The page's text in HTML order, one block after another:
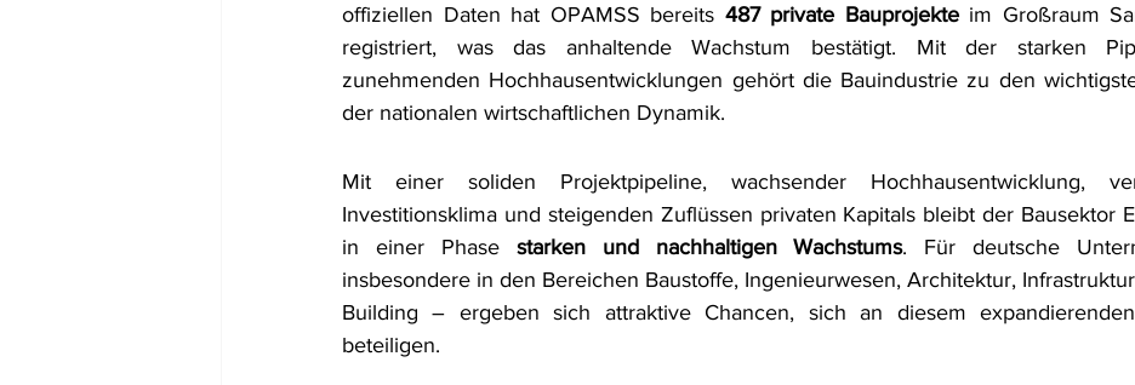
offiziellen Daten hat OPAMSS bereits 487 private Bauprojekte im Großraum
registriert, was das anhaltende Wachstum bestätigt. Mit der starken
zunehmenden Hochhausentwicklungen gehört die Bauindustrie zu den
der nationalen wirtschaftlichen Dynamik.
Mit einer soliden Projektpipeline, wachsender Hochhausentwicklung,
Investitionsklima und steigenden Zuflüssen privaten Kapitals bleibt der Bausektor
in einer Phase starken und nachhaltigen Wachstums. Für deutsche
insbesondere in den Bereichen Baustoffe, Ingenieurwesen, Architektur,
Building – ergeben sich attraktive Chancen, sich an diesem
beteiligen.